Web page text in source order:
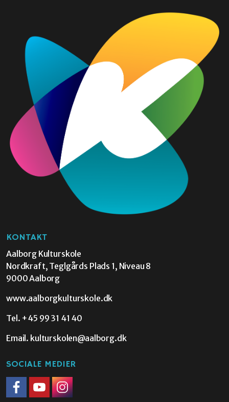
KONTAKT
Aalborg Kulturskole
Nordkraft, Teglgårds Plads 1, Niveau 8
9000 Aalborg
www.aalborgkulturskole.dk
Tel. +45 99 31 41 40
Email. kulturskolen@aalborg.dk
SOCIALE MEDIER